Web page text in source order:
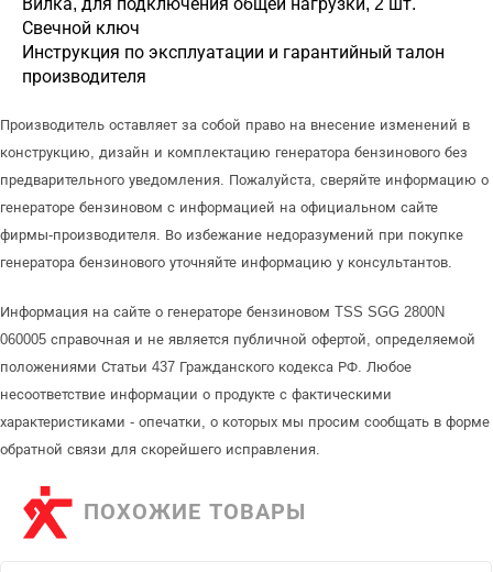
Свечной ключ
Инструкция по эксплуатации и гарантийный талон
производителя
Производитель оставляет за собой право на внесение изменений в
конструкцию, дизайн и комплектацию генератора бензинового без
предварительного уведомления. Пожалуйста, сверяйте информацию о
генераторе бензиновом с информацией на официальном сайте
фирмы-производителя. Во избежание недоразумений при покупке
генератора бензинового уточняйте информацию у консультантов.
Информация на сайте о генераторе бензиновом TSS SGG 2800N
060005 справочная и не является публичной офертой, определяемой
положениями Статьи 437 Гражданского кодекса РФ. Любое
несоответствие информации о продукте с фактическими
характеристиками - опечатки, о которых мы просим сообщать в форме
обратной связи для скорейшего исправления.
ПОХОЖИЕ ТОВАРЫ